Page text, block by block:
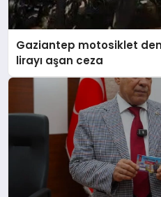
Gaziantep motosiklet
lirayı aşan ceza